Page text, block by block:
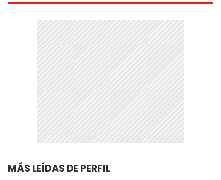
MÁS LEÍDAS DE PERFIL